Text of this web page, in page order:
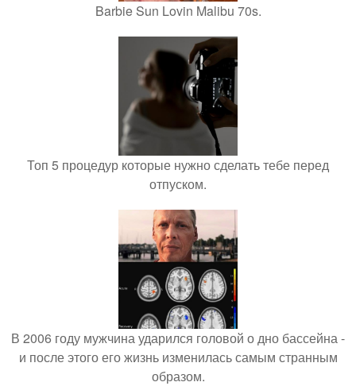
Barbie Sun Lovin Malibu 70s.
Топ 5 процедур которые нужно сделать тебе перед
отпуском.
В 2006 году мужчина ударился головой о дно бассейна -
и после этого его жизнь изменилась самым странным
образом.